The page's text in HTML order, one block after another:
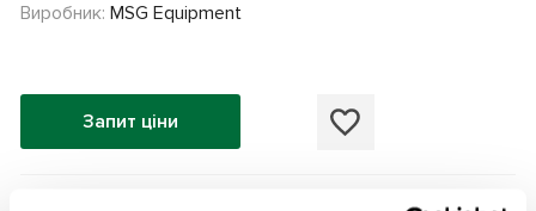
Виробник: MSG Equipment
Запит ціни